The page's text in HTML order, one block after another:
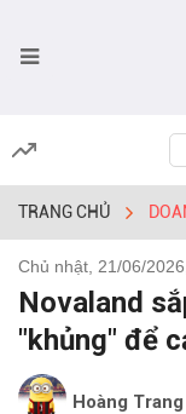
TRANG CHỦ
Chủ nhật, 21/06/
Novaland
"khủng" để
Hoàng Trang